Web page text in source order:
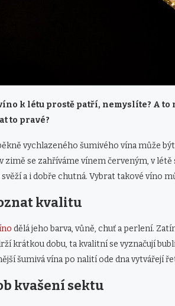
k létu prostě patří, nemyslíte? A
to pravé?
vychlazeného šumivého vína může
zimě se zahříváme vínem červeným, v
a i dobře chutná. Vybrat takové víno
kvalitu
dělá jeho barva, vůně, chuť a perlení.
krátkou dobu, ta kvalitní se vyznačují
šumivá vína po nalití ode dna vytvářejí
kvašení sektu